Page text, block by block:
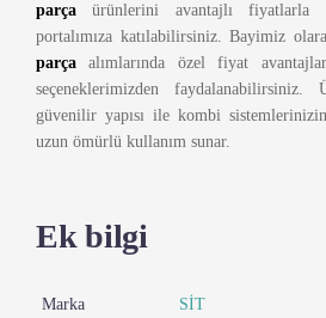
parça ürünlerini avantajlı fiyatlarla
portalımıza katılabilirsiniz. Bayimiz
parça alımlarında özel fiyat
seçeneklerimizden
güvenilir yapısı ile kombi
uzun ömürlü kullanım sunar.
Ek bilgi
Marka SİT